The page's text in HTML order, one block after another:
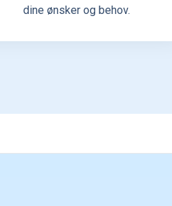
dine ønsker og behov.